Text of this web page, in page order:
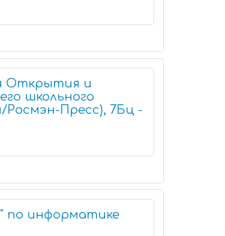
Открытия и
школьного
Росмэн-Пресс), 7Бц -
по информатике